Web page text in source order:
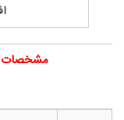
مشخصات